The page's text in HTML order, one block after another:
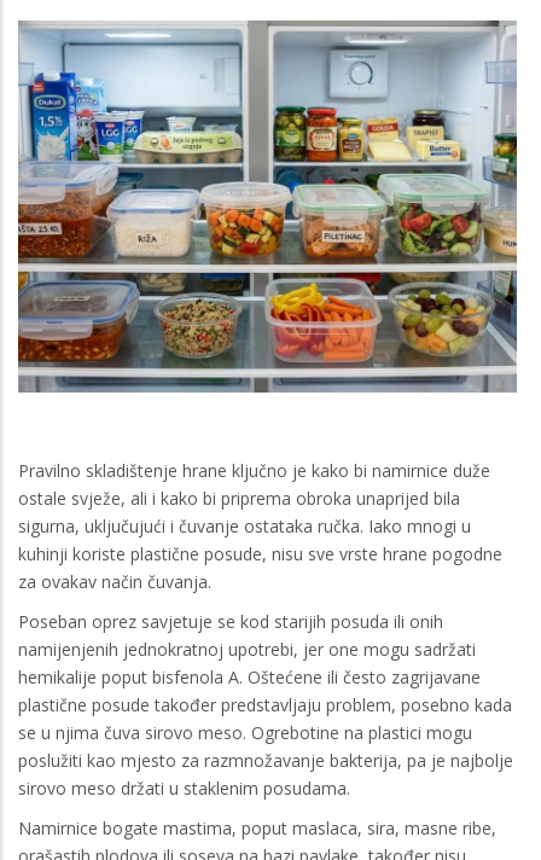
Pravilno skladištenje hrane ključno je kako bi namirnice duže
ostale svježe, ali i kako bi priprema obroka unaprijed bila
sigurna, uključujući i čuvanje ostataka ručka. Iako mnogi u
kuhinji koriste plastične posude, nisu sve vrste hrane pogodne
za ovakav način čuvanja.
Poseban oprez savjetuje se kod starijih posuda ili onih
namijenjenih jednokratnoj upotrebi, jer one mogu sadržati
hemikalije poput bisfenola A. Oštećene ili često zagrijavane
plastične posude također predstavljaju problem, posebno kada
se u njima čuva sirovo meso. Ogrebotine na plastici mogu
poslužiti kao mjesto za razmnožavanje bakterija, pa je najbolje
sirovo meso držati u staklenim posudama.
Namirnice bogate mastima, poput maslaca, sira, masne ribe,
orašastih plodova ili soseva na bazi pavlake, također nisu